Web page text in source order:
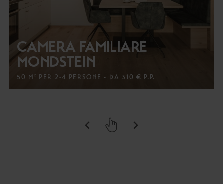
CAMERA FAMILIARE
MONDSTEIN
50 M² PER 2-4 PERSONE • DA 310 € P.P.